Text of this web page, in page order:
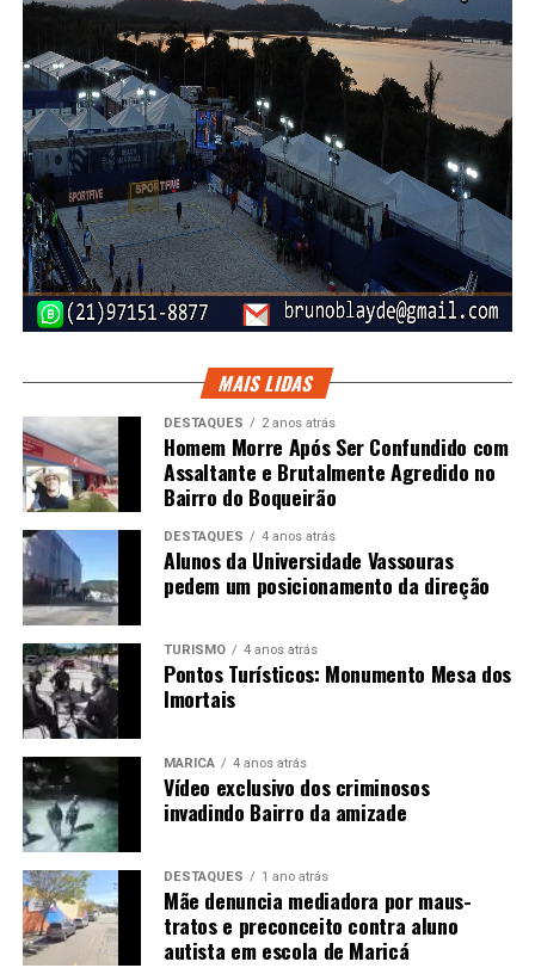
MAIS LIDAS
DESTAQUES 2 anos atrás
Homem Morre Após Ser Confundido com
Assaltante e Brutalmente Agredido no
Bairro do Boqueirão
DESTAQUES 4 anos atrás
Alunos da Universidade Vassouras
pedem um posicionamento da direção
TURISMO 4 anos atrás
Pontos Turísticos: Monumento Mesa dos
Imortais
MARICÁ 4 anos atrás
Vídeo exclusivo dos criminosos
invadindo Bairro da amizade
DESTAQUES 1 ano atrás
Mãe denuncia mediadora por maus-
tratos e preconceito contra aluno
autista em escola de Maricá